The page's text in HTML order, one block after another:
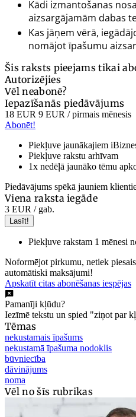
Kādi izmantošanas
aizsargājamām dabas
Kas jāņem vērā,
nomājot īpašumu
Šis raksts pieejams tikai
Autorizējies
Vēl neabonē?
Iepazīšanās piedāvājums
18 EUR 9 EUR / pirmais mēnesis
Abonēt!
Piekļuve jaunākajiem
Piekļuve rakstu arhīvam
1x nedēļā jaunāko tēmu
Piedāvājums spēkā jauniem
Viena raksta iegāde
3 EUR / gab.
Lasīt!
Piekļuve rakstam 1 mēnesi
Noformējot pirkumu, netiek
automātiski maksājumi!
Apskatīt citas abonēšanas iespējas
Pamanīji kļūdu?
Iezīmē tekstu un spied "ziņot par
Tēmas
nekustamais īpašums
nekustamā īpašuma nodoklis
būvniecība
dāvinājums
noma
Vēl no šīs rubrikas